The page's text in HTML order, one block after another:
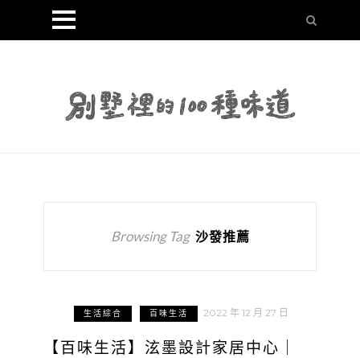
Browsing Tag 沙發推薦
生活綜合 百味生活 2022 年 12 月 27 日
【百味生活】泫墨設計家居中心｜